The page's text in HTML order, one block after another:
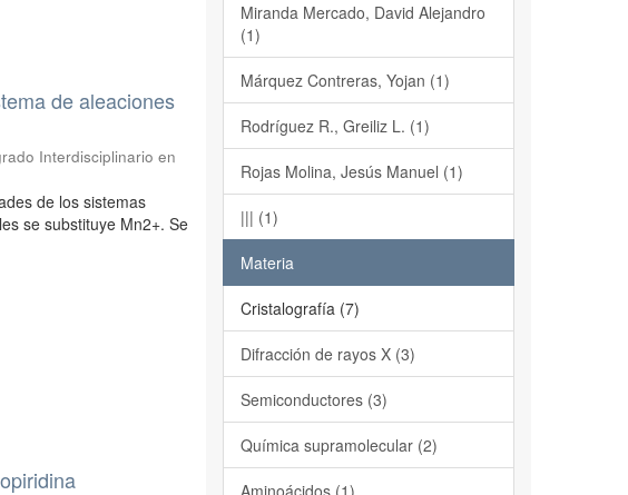
de aleaciones
Interdisciplinario en
de los sistemas
se substituye Mn2+. Se
Miranda Mercado, David Alejandro
(1)
Márquez Contreras, Yojan (1)
Rodríguez R., Greiliz L. (1)
Rojas Molina, Jesús Manuel (1)
||| (1)
Materia
Cristalografía (7)
Difracción de rayos X (3)
Semiconductores (3)
Química supramolecular (2)
Aminoácidos (1)